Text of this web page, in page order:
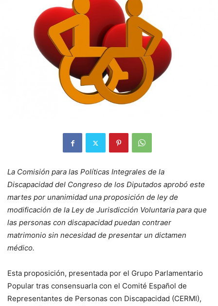
La Comisión para las Políticas Integrales de la
Discapacidad del Congreso de los Diputados aprobó este
martes por unanimidad una proposición de ley de
modificación de la Ley de Jurisdicción Voluntaria para que
las personas con discapacidad puedan contraer
matrimonio sin necesidad de presentar un dictamen
médico.
Esta proposición, presentada por el Grupo Parlamentario
Popular tras consensuarla con el Comité Español de
Representantes de Personas con Discapacidad (CERMI),